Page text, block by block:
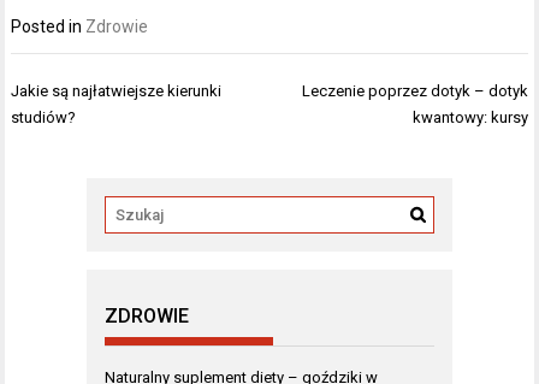
Posted in Zdrowie
Nawigacja
wpisu
Jakie są najłatwiejsze kierunki
studiów?
Leczenie poprzez dotyk – dotyk
kwantowy: kursy
ZDROWIE
Naturalny suplement diety – goździki w